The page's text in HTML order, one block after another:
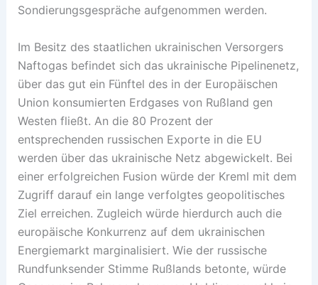
Sondierungsgespräche aufgenommen werden.
Im Besitz des staatlichen ukrainischen Versorgers
Naftogas befindet sich das ukrainische Pipelinenetz,
über das gut ein Fünftel des in der Europäischen
Union konsumierten Erdgases von Rußland gen
Westen fließt. An die 80 Prozent der
entsprechenden russischen Exporte in die EU
werden über das ukrainische Netz abgewickelt. Bei
einer erfolgreichen Fusion würde der Kreml mit dem
Zugriff darauf ein lange verfolgtes geopolitisches
Ziel erreichen. Zugleich würde hierdurch auch die
europäische Konkurrenz auf dem ukrainischen
Energiemarkt marginalisiert. Wie der russische
Rundfunksender Stimme Rußlands betonte, würde